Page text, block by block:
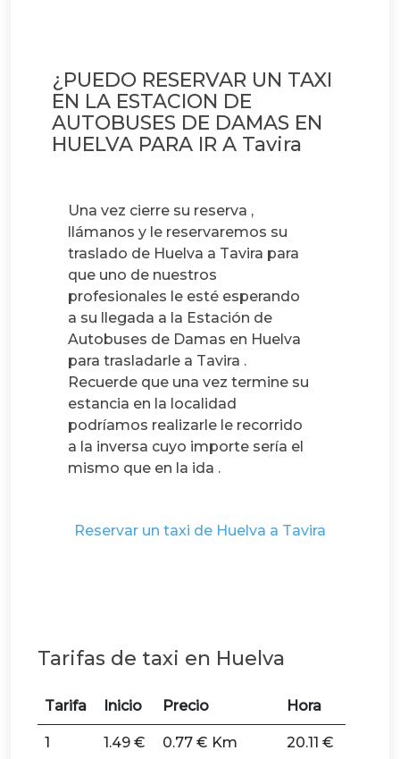
¿PUEDO RESERVAR UN TAXI
EN LA ESTACION DE
AUTOBUSES DE DAMAS EN
HUELVA PARA IR A Tavira
Una vez cierre su reserva ,
llámanos y le reservaremos su
traslado de Huelva a Tavira para
que uno de nuestros
profesionales le esté esperando
a su llegada a la Estación de
Autobuses de Damas en Huelva
para trasladarle a Tavira .
Recuerde que una vez termine su
estancia en la localidad
podríamos realizarle le recorrido
a la inversa cuyo importe sería el
mismo que en la ida .
Reservar un taxi de Huelva a Tavira
Tarifas de taxi en Huelva
Tarifa Inicio Precio Hora
1 1.49 € 0.77 € Km 20.11 €